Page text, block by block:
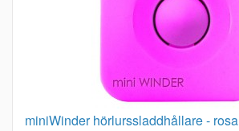
miniWinder hörlurssladdhållare - rosa